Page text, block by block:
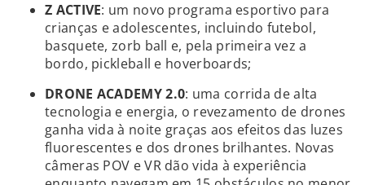
Z ACTIVE: um novo programa esportivo para
crianças e adolescentes, incluindo futebol,
basquete, zorb ball e, pela primeira vez a
bordo, pickleball e hoverboards;
DRONE ACADEMY 2.0: uma corrida de alta
tecnologia e energia, o revezamento de drones
ganha vida à noite graças aos efeitos das luzes
fluorescentes e dos drones brilhantes. Novas
câmeras POV e VR dão vida à experiência